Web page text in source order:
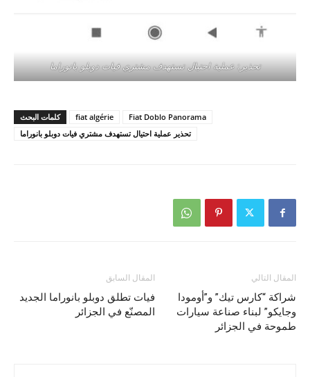
تحذير: عملية احتيال تستهدف مشتري فيات دوبلو بانوراما
كلمات البحث fiat algérie
Fiat Doblo Panorama
تحذير عملية احتيال تستهدف مشتري فيات دوبلو بانوراما
المقال السابق
فيات تطلق دوبلو بانوراما الجديد
المصنّع في الجزائر
المقال التالي
شراكة “كارس تيك” و”أومودا
وجايكو” لبناء صناعة سيارات
طموحة في الجزائر